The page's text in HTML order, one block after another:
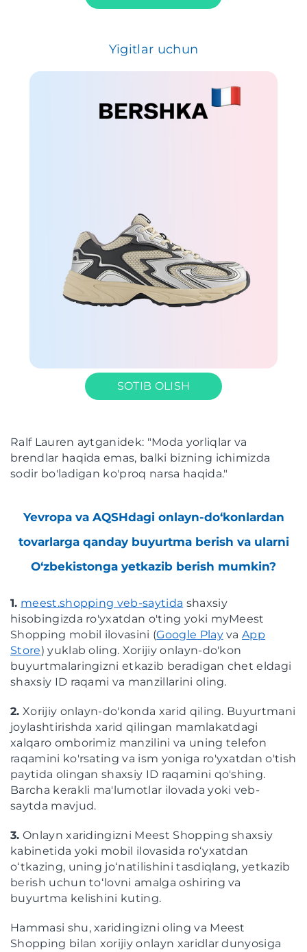
Yigitlar uchun
SOTIB OLISH
Ralf Lauren aytganidek: "Moda yorliqlar va
brendlar haqida emas, balki bizning ichimizda
sodir bo'ladigan ko'proq narsa haqida."
Yevropa va AQSHdagi onlayn-do‘konlardan
tovarlarga qanday buyurtma berish va ularni
O‘zbekistonga yetkazib berish mumkin?
1. meest.shopping veb-saytida shaxsiy
hisobingizda ro'yxatdan o'ting yoki myMeest
Shopping mobil ilovasini (Google PlayvaApp
Store) yuklab oling. Xorijiy onlayn-do'kon
buyurtmalaringizni etkazib beradigan chet eldagi
shaxsiy ID raqami va manzillarini oling.
2. Xorijiy onlayn-do'konda xarid qiling. Buyurtmani
joylashtirishda xarid qilingan mamlakatdagi
xalqaro omborimiz manzilini va uning telefon
raqamini ko'rsating va ism yoniga ro'yxatdan o'tish
paytida olingan shaxsiy ID raqamini qo'shing.
Barcha kerakli ma'lumotlar ilovada yoki veb-
saytda mavjud.
3. Onlayn xaridingizni Meest Shopping shaxsiy
kabinetida yoki mobil ilovasida roʻyxatdan
oʻtkazing, uning joʻnatilishini tasdiqlang, yetkazib
berish uchun toʻlovni amalga oshiring va
buyurtma kelishini kuting.
Hammasi shu, xaridingizni oling va Meest
Shopping bilan xorijiy onlayn xaridlar dunyosiga